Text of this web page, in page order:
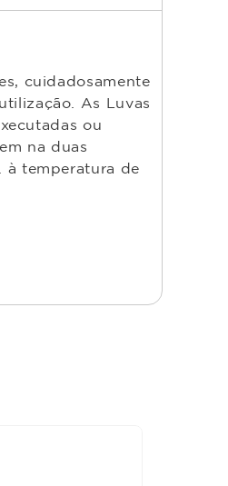
cuidadosamente
As Luvas
ou
na duas
à temperatura de